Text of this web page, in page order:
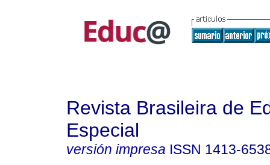
Revista Brasileira de
Especial
versión impresa ISSN 1413-